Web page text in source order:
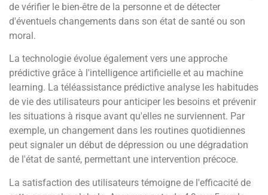
de vérifier le bien-être de la personne et de détecter
d'éventuels changements dans son état de santé ou son
moral.
La technologie évolue également vers une approche
prédictive grâce à l'intelligence artificielle et au machine
learning. La téléassistance prédictive analyse les habitudes
de vie des utilisateurs pour anticiper les besoins et prévenir
les situations à risque avant qu'elles ne surviennent. Par
exemple, un changement dans les routines quotidiennes
peut signaler un début de dépression ou une dégradation
de l'état de santé, permettant une intervention précoce.
La satisfaction des utilisateurs témoigne de l'efficacité de